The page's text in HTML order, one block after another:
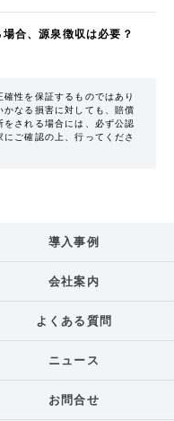
合、源泉徴収は必要？
性を保証するものではあり
かなる損害に対しても、賠償
される場合には、必ず公認
ご確認の上、行ってくださ
導入事例
会社案内
よくある質問
ニュース
お問合せ